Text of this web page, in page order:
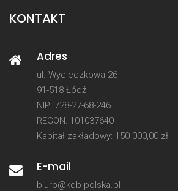
KONTAKT
Adres
ul. Wycieczkowa 26
91-518 Łódź
NIP: 728-27-68-246
REGON: 101037640
Kapitał zakładowy: 150 000,00 zł
E-mail
biuro@kdb-polska.pl